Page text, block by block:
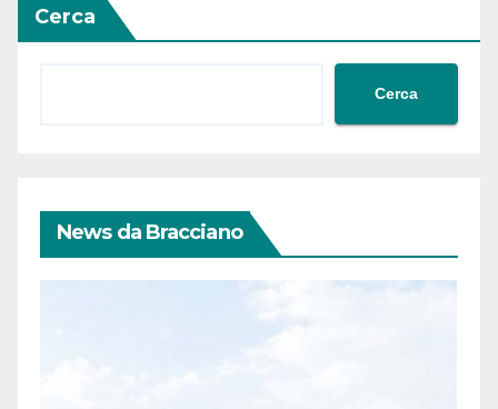
Cerca
Cerca
News da Bracciano